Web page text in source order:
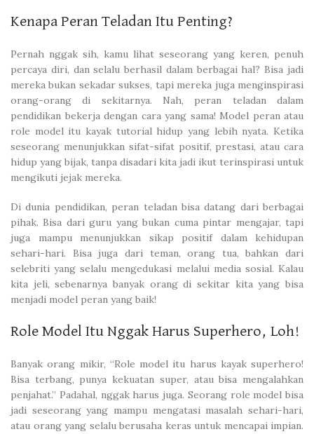
Kenapa Peran Teladan Itu Penting?
Pernah nggak sih, kamu lihat seseorang yang keren, penuh
percaya diri, dan selalu berhasil dalam berbagai hal? Bisa jadi
mereka bukan sekadar sukses, tapi mereka juga menginspirasi
orang-orang di sekitarnya. Nah, peran teladan dalam
pendidikan bekerja dengan cara yang sama! Model peran atau
role model itu kayak tutorial hidup yang lebih nyata. Ketika
seseorang menunjukkan sifat-sifat positif, prestasi, atau cara
hidup yang bijak, tanpa disadari kita jadi ikut terinspirasi untuk
mengikuti jejak mereka.
Di dunia pendidikan, peran teladan bisa datang dari berbagai
pihak. Bisa dari guru yang bukan cuma pintar mengajar, tapi
juga mampu menunjukkan sikap positif dalam kehidupan
sehari-hari. Bisa juga dari teman, orang tua, bahkan dari
selebriti yang selalu mengedukasi melalui media sosial. Kalau
kita jeli, sebenarnya banyak orang di sekitar kita yang bisa
menjadi model peran yang baik!
Role Model Itu Nggak Harus Superhero, Loh!
Banyak orang mikir, “Role model itu harus kayak superhero!
Bisa terbang, punya kekuatan super, atau bisa mengalahkan
penjahat.” Padahal, nggak harus juga. Seorang role model bisa
jadi seseorang yang mampu mengatasi masalah sehari-hari,
atau orang yang selalu berusaha keras untuk mencapai impian.